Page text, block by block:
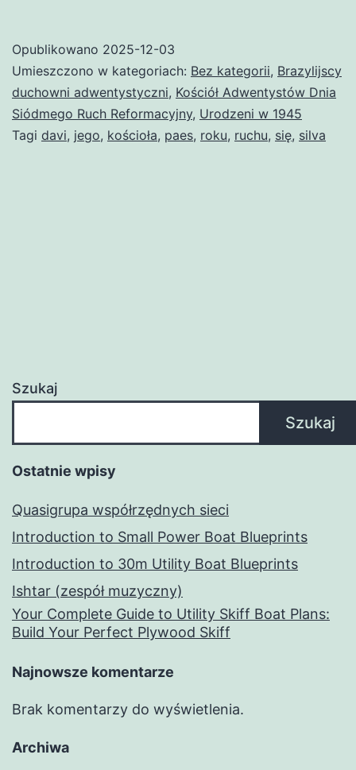
Opublikowano 2025-12-03
Umieszczono w kategoriach: Bez kategorii, Brazylijscy
duchowni adwentystyczni, Kościół Adwentystów Dnia
Siódmego Ruch Reformacyjny, Urodzeni w 1945
Tagi davi, jego, kościoła, paes, roku, ruchu, się, silva
Szukaj
Szukaj
Ostatnie wpisy
Quasigrupa współrzędnych sieci
Introduction to Small Power Boat Blueprints
Introduction to 30m Utility Boat Blueprints
Ishtar (zespół muzyczny)
Your Complete Guide to Utility Skiff Boat Plans:
Build Your Perfect Plywood Skiff
Najnowsze komentarze
Brak komentarzy do wyświetlenia.
Archiwa